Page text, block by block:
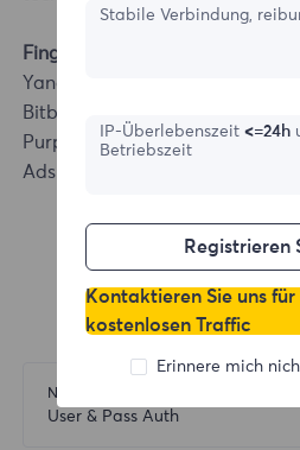
Fingerprint Browser Integration
YangTaoBrowser
Bitbrowser
Purple Bird Browser
AdsPower Browser
Nächste
User & Pass Auth
Stabile Verbindung,
IP-Überlebenszeit<=24h
Betriebszeit
Registrieren
Kontaktieren Sie uns
kostenlosen Traffic
Erinnere mich